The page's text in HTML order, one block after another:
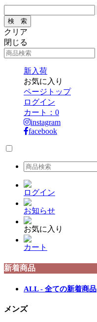
クリア
閉じる
新入荷
お気に入り
ページトップ
ログイン
カート： 0
instagram
facebook
ログイン
お知らせ
お気に入り
カート
新着商品
ALL - 全ての新着商品
メンズ